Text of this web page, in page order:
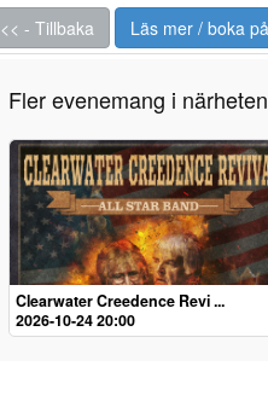
<< - Tillbaka Läs mer / boka
Fler evenemang i
Clearwater Creedence Revi ...
2026-10-24 20:00